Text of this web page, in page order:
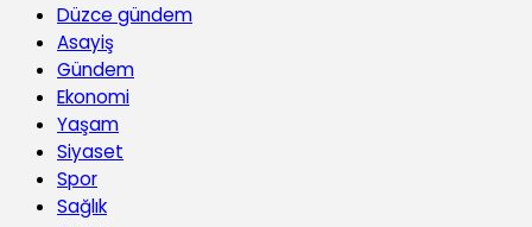
Düzce gündem
Asayiş
Gündem
Ekonomi
Yaşam
Siyaset
Spor
Sağlık